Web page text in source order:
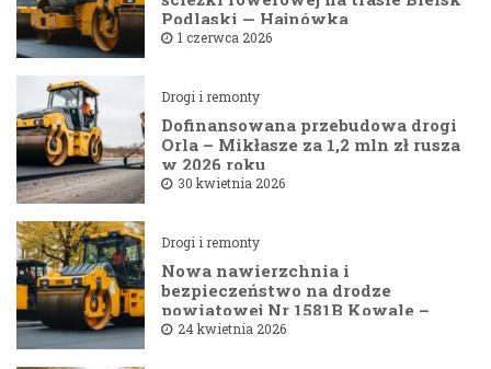
Podlaski — Hajnówka
1 czerwca 2026
Drogi i remonty
Dofinansowana przebudowa drogi
Orla – Mikłasze za 1,2 mln zł rusza
w 2026 roku
30 kwietnia 2026
Drogi i remonty
Nowa nawierzchnia i
bezpieczeństwo na drodze
powiatowej Nr 1581B Kowale –
Filipy
24 kwietnia 2026